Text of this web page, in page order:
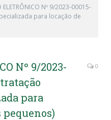
ELETRÔNICO Nº 9/2023-00015-
para locação de
Nº 9/2023-
para
0